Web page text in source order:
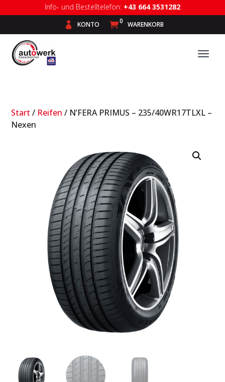
Info- und Bestelltelefon: +43 664 3531282
 KONTO 0 WARENKORB
Start / Reifen / N’FERA PRIMUS – 235/40WR17TLXL –
Nexen